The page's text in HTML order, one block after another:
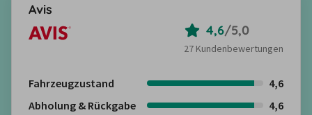
Avis
4,6/5,0
27 Kundenbewertungen
Fahrzeugzustand
4,6
Abholung & Rückgabe
4,6